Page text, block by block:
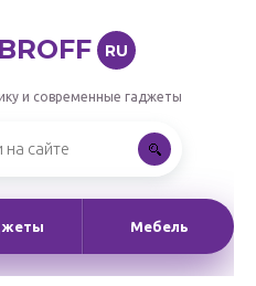
RU
и современные гаджеты
Мебель